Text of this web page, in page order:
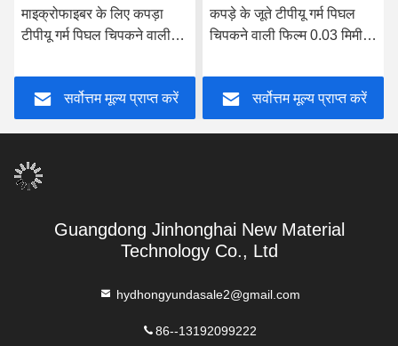
माइक्रोफाइबर के लिए कपड़ा
टीपीयू गर्म पिघल चिपकने वाली
सर्वोत्तम मूल्य प्राप्त करें
कपड़े के जूते टीपीयू गर्म पिघल
चिपकने वाली फिल्म 0.03 मिमी
साथ मोटाई:
सर्वोत्तम मूल्य प्राप्त करें
Guangdong Jinhonghai New Material
Technology Co., Ltd
hydhongyundasale2@gmail.com
86--13192099222